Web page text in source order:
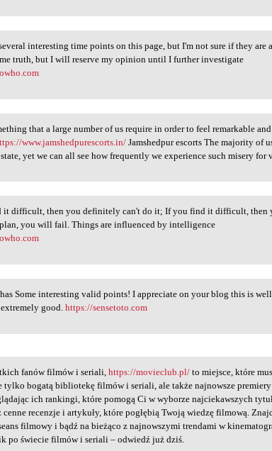
several interesting
interesting time points on this page, but I'm not sure if they are
truth, but I will reserve my opinion until I further investigate
that a large
that a large number of us require in order to feel remarkable
www.jamshedpurescorts.in/Jamshedpur escorts The majority of
state, yet we can all see how frequently we experience such misery for
it difficult,
it difficult, then you definitely can't do it; If you find it difficult, then
you will fail. Things are influenced by intelligence
has Some
Some interesting valid points! I appreciate on your blog this is
extremely good.https://sensetoto.com
fanów filmów i
fanów filmów i seriali,https://movieclub.pl/ to miejsce, które
tylko bogatą bibliotekę filmów i seriali, ale także najnowsze
ich rankingi, które pomogą Ci w wyborze najciekawszych
cenne recenzje i artykuły, które pogłębią Twoją wiedzę filmową.
filmowy i bądź na bieżąco z najnowszymi trendami w
po świecie filmów i seriali – odwiedź już dziś.